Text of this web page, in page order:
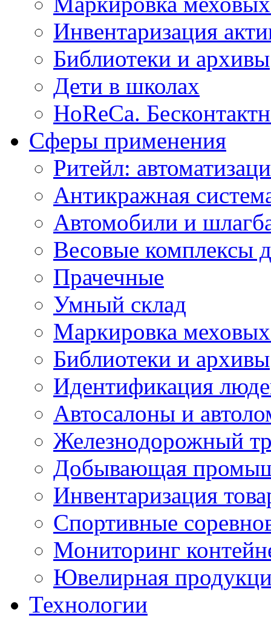
Инвентаризация
Библиотеки и архивы
Дети в школах
HoReCa.
Сферы применения
Ритейл:
Антикражная
Автомобили и
Весовые комплексы
Прачечные
Умный склад
Маркировка
Библиотеки и архивы
Идентификация
Автосалоны и
Железнодорожный
Добывающая
Инвентаризация
Спортивные
Мониторинг
Ювелирная
Технологии